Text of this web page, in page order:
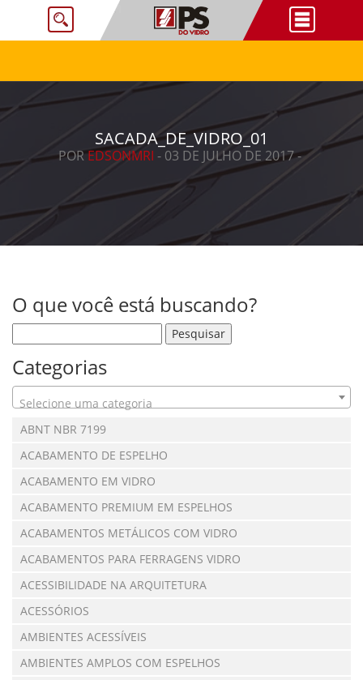
SACADA_DE_VIDRO_01
POREDSONMRI - 03 DE JULHO DE 2017 -
O que você está buscando?
Categorias
Selecione uma categoria
ABNT NBR 7199
ACABAMENTO DE ESPELHO
ACABAMENTO EM VIDRO
ACABAMENTO PREMIUM EM ESPELHOS
ACABAMENTOS METÁLICOS COM VIDRO
ACABAMENTOS PARA FERRAGENS VIDRO
ACESSIBILIDADE NA ARQUITETURA
ACESSÓRIOS
AMBIENTES ACESSÍVEIS
AMBIENTES AMPLOS COM ESPELHOS